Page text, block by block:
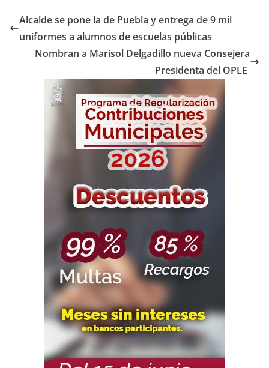
Alcalde se pone la de Puebla y entrega de 9 mil
uniformes a alumnos de escuelas públicas
Nombran a Marisol Delgadillo nueva Consejera
Presidenta del OPLE